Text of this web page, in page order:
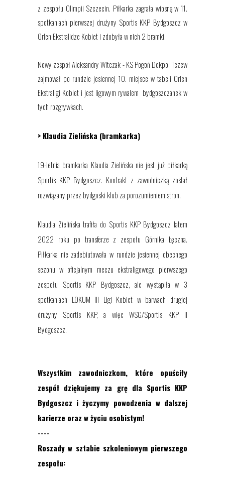
z zespołu Olimpii Szczecin. Piłkarka zagrała wiosną w 11.
spotkaniach pierwszej drużyny Sportis KKP Bydgoszcz w
Orlen Ekstralidze Kobiet i zdobyła w nich 2 bramki.
Nowy zespół Aleksandry Witczak - KS Pogoń Dekpol Tczew
zajmował po rundzie jesiennej 10. miejsce w tabeli Orlen
Ekstraligi Kobiet i jest ligowym rywalem bydgoszczanek w
tych rozgrywkach.
> Klaudia Zielińska (bramkarka)
19-letnia bramkarka Klaudia Zielińska nie jest już piłkarką
Sportis KKP Bydgoszcz. Kontrakt z zawodniczką został
rozwiązany przez bydgoski klub za porozumieniem stron.
Klaudia Zielińska trafiła do Sportis KKP Bydgoszcz latem
2022 roku po transferze z zespołu Górnika Łęczna.
Piłkarka nie zadebiutowała w rundzie jesiennej obecnego
sezonu w oficjalnym meczu ekstraligowego pierwszego
zespołu Sportis KKP Bydgoszcz, ale wystąpiła w 3
spotkaniach LOKUM III Ligi Kobiet w barwach drugiej
drużyny Sportis KKP, a więc WSG/Sportis KKP II
Bydgoszcz.
Wszystkim zawodniczkom, które opuściły
zespół dziękujemy za grę dla Sportis KKP
Bydgoszcz i życzymy powodzenia w dalszej
karierze oraz w życiu osobistym!
----
Roszady w sztabie szkoleniowym pierwszego
zespołu: